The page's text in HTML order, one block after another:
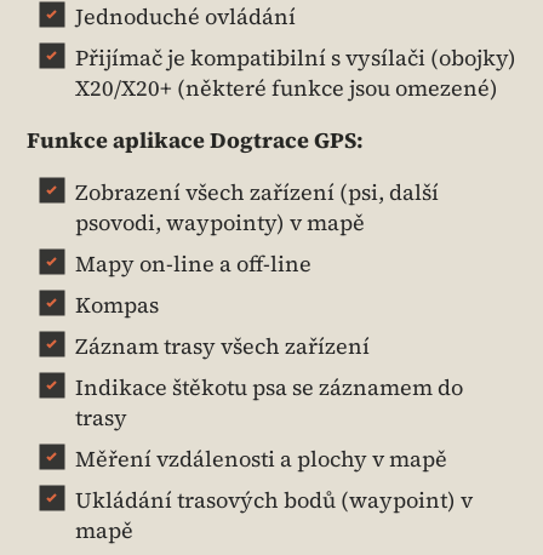
Jednoduché ovládání
Přijímač je kompatibilní s vysílači (obojky)
X20/X20+ (některé funkce jsou omezené)
Funkce aplikace Dogtrace GPS:
Zobrazení všech zařízení (psi, další
psovodi, waypointy) v mapě
Mapy on-line a off-line
Kompas
Záznam trasy všech zařízení
Indikace štěkotu psa se záznamem do
trasy
Měření vzdálenosti a plochy v mapě
Ukládání trasových bodů (waypoint) v
mapě